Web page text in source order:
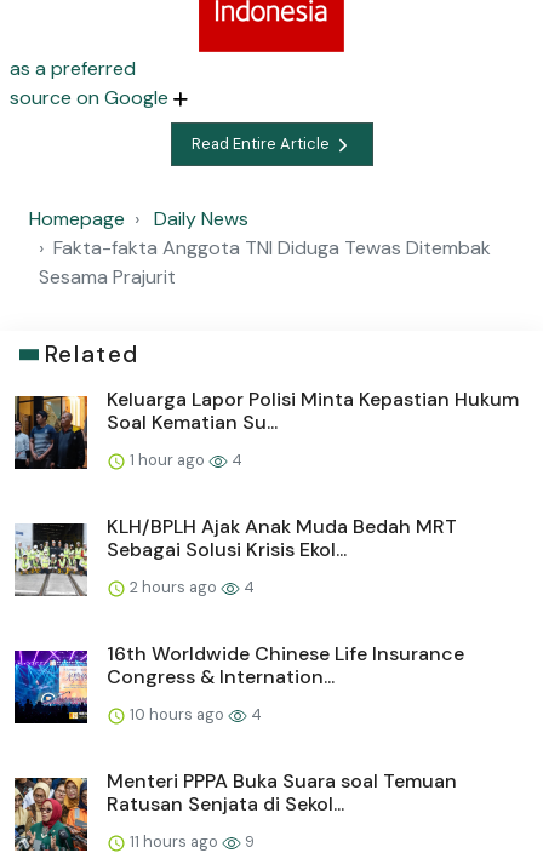
as a preferred
source on Google
Read Entire Article
Homepage
Daily News
Fakta-fakta Anggota TNI Diduga Tewas Ditembak
Sesama Prajurit
Related
Keluarga Lapor Polisi Minta Kepastian Hukum
Soal Kematian Su...
1 hour ago 4
KLH/BPLH Ajak Anak Muda Bedah MRT
Sebagai Solusi Krisis Ekol...
2 hours ago 4
16th Worldwide Chinese Life Insurance
Congress & Internation...
10 hours ago 4
Menteri PPPA Buka Suara soal Temuan
Ratusan Senjata di Sekol...
11 hours ago 9